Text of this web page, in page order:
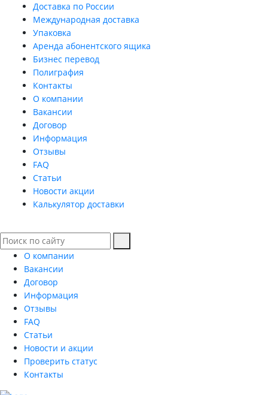
Доставка по России
Международная доставка
Упаковка
Аренда абонентского ящика
Бизнес перевод
Полиграфия
Контакты
О компании
Вакансии
Договор
Информация
Отзывы
FAQ
Статьи
Новости акции
Калькулятор доставки
О компании
Вакансии
Договор
Информация
Отзывы
FAQ
Статьи
Новости и акции
Проверить статус
Контакты